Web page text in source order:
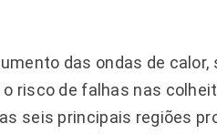
das ondas de
risco de falhas nas
seis principais regiões